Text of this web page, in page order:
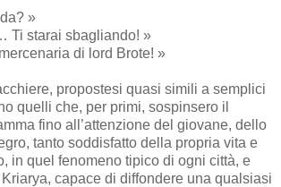
»
Ti starai sbagliando! »
di lord Brote! »
propostesi quasi simili a semplici
quelli che, per primi, sospinsero il
fino all’attenzione del giovane, dello
tanto soddisfatto della propria vita e
in quel fenomeno tipico di ogni città, e
capace di diffondere una qualsiasi